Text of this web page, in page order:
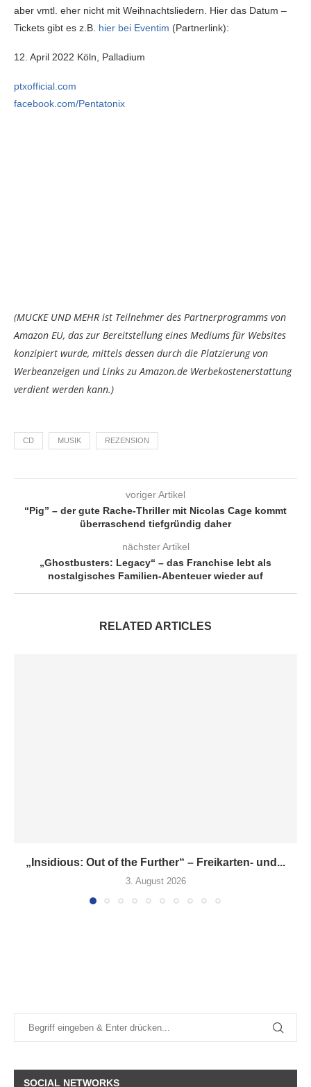
aber vmtl. eher nicht mit Weihnachtsliedern. Hier das Datum –
Tickets gibt es z.B. hier bei Eventim (Partnerlink):
12. April 2022 Köln, Palladium
ptxofficial.com
facebook.com/Pentatonix
(MUCKE UND MEHR ist Teilnehmer des Partnerprogramms von
Amazon EU, das zur Bereitstellung eines Mediums für Websites
konzipiert wurde, mittels dessen durch die Platzierung von
Werbeanzeigen und Links zu Amazon.de Werbekostenerstattung
verdient werden kann.)
CD MUSIK REZENSION
voriger Artikel
“Pig” – der gute Rache-Thriller mit Nicolas Cage kommt
überraschend tiefgründig daher
nächster Artikel
„Ghostbusters: Legacy“ – das Franchise lebt als
nostalgisches Familien-Abenteuer wieder auf
RELATED ARTICLES
„Insidious: Out of the Further“ – Freikarten- und...
3. August 2026
SOCIAL NETWORKS